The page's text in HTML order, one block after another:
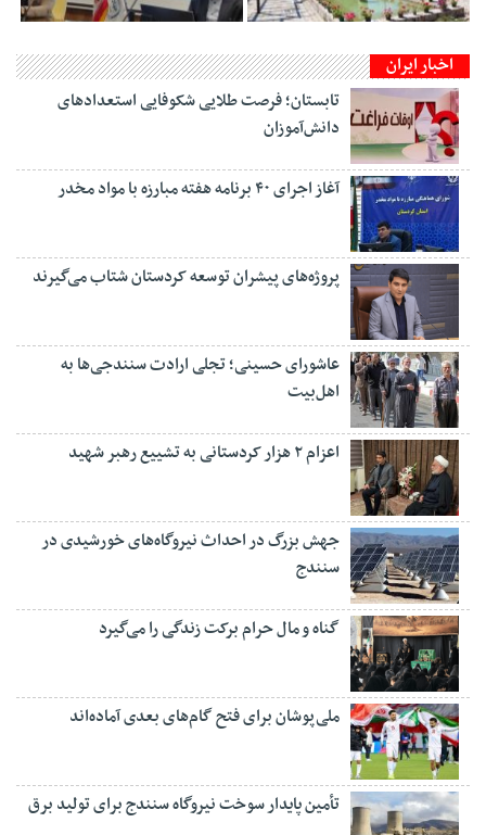
اخبار ایران
تابستان؛ فرصت طلایی شکوفایی استعدادهای
دانش‌آموزان
آغاز اجرای ۴۰ برنامه هفته مبارزه با مواد مخدر
پروژه‌های پیشران توسعه کردستان شتاب می‌گیرند
عاشورای حسینی؛ تجلی ارادت سنندجی‌ها به
اهل‌بیت
اعزام ۲ هزار کردستانی به تشییع رهبر شهید
جهش بزرگ در احداث نیروگاه‌های خورشیدی در
سنندج
گناه و مال حرام برکت زندگی را می‌گیرد
ملی‌پوشان برای فتح گام‌های بعدی آماده‌اند
تأمین پایدار سوخت نیروگاه سنندج برای تولید برق